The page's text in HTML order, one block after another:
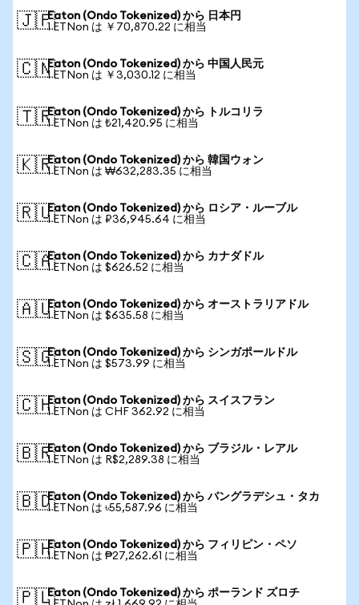
🇯🇵Eaton (Ondo Tokenized) から 日本円
1 ETNon は ￥70,870.22 に相当
🇨🇳Eaton (Ondo Tokenized) から 中国人民元
1 ETNon は ￥3,030.12 に相当
🇹🇷Eaton (Ondo Tokenized) から トルコリラ
1 ETNon は ₺21,420.95 に相当
🇰🇷Eaton (Ondo Tokenized) から 韓国ウォン
1 ETNon は ₩632,283.35 に相当
🇷🇺Eaton (Ondo Tokenized) から ロシア・ルーブル
1 ETNon は ₽36,945.64 に相当
🇨🇦Eaton (Ondo Tokenized) から カナダドル
1 ETNon は $626.52 に相当
🇦🇺Eaton (Ondo Tokenized) から オーストラリアドル
1 ETNon は $635.58 に相当
🇸🇬Eaton (Ondo Tokenized) から シンガポールドル
1 ETNon は $573.99 に相当
🇨🇭Eaton (Ondo Tokenized) から スイスフラン
1 ETNon は CHF 362.92 に相当
🇧🇷Eaton (Ondo Tokenized) から ブラジル・レアル
1 ETNon は R$2,289.38 に相当
🇧🇩Eaton (Ondo Tokenized) から バングラデシュ・タカ
1 ETNon は ৳55,587.96 に相当
🇵🇭Eaton (Ondo Tokenized) から フィリピン・ペソ
1 ETNon は ₱27,262.61 に相当
🇵🇱Eaton (Ondo Tokenized) から ポーランド ズロチ